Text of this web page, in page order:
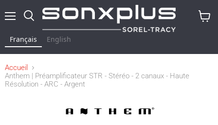
Français English
Accueil
Anthem | Préamplificateur STR - Stéréo - 2 canaux - Haute
Résolution - ARC - Argent